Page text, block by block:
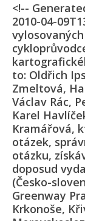
<!--
2010-04-
to: Oldřich
Zmeltová,
Václav Rác,
Karel
Kramářová,
otázek,
otázku,
doposud
(Česko-
Greenway
Krkonoše,